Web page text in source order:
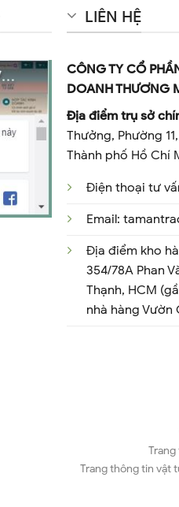
LIÊN HỆ
CÔNG TY CỔ
DOANH THƯƠNG
Địa điểm trụ sở
Thưởng, Phường
Thành phố Hồ Chí
Điện thoại tư
Email:
Địa điểm kho
354/78A Phan
Thạnh, HCM
nhà hàng Vườn
Trang thông tin vật